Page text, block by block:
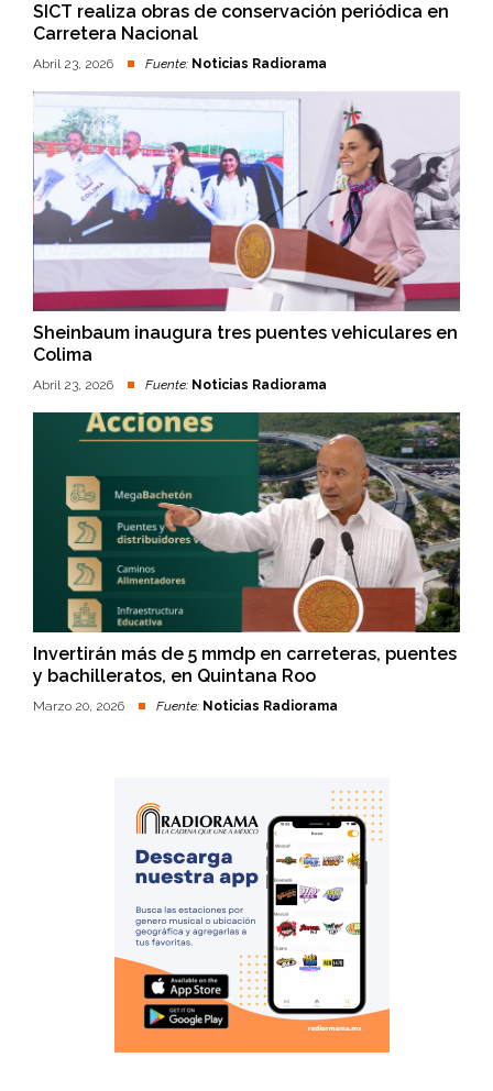
SICT realiza obras de conservación periódica en
Carretera Nacional
Abril 23, 2026 Fuente: Noticias Radiorama
Sheinbaum inaugura tres puentes vehiculares en
Colima
Abril 23, 2026 Fuente: Noticias Radiorama
Invertirán más de 5 mmdp en carreteras, puentes
y bachilleratos, en Quintana Roo
Marzo 20, 2026 Fuente: Noticias Radiorama